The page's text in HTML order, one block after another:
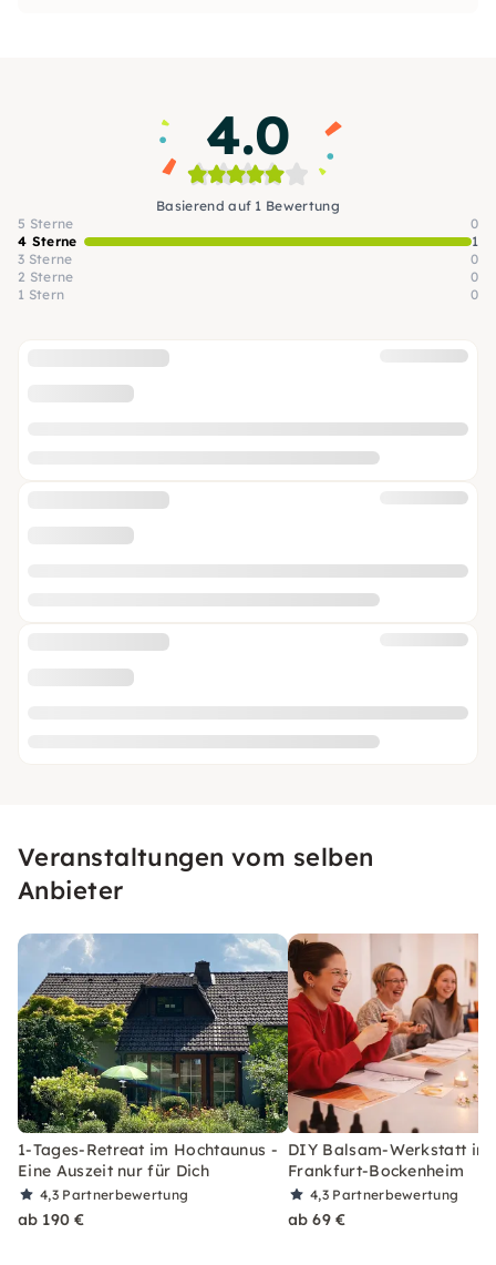
4.0
Basierend auf 1 Bewertung
5 Sterne
0
4 Sterne
1
3 Sterne
0
2 Sterne
0
1 Stern
0
Veranstaltungen vom selben
Anbieter
1-Tages-Retreat im Hochtaunus -
Eine Auszeit nur für Dich
4,3 Partnerbewertung
ab 190 €
DIY Balsam-Werkstatt in
Frankfurt-Bockenheim
4,3 Partnerbewertung
ab 69 €